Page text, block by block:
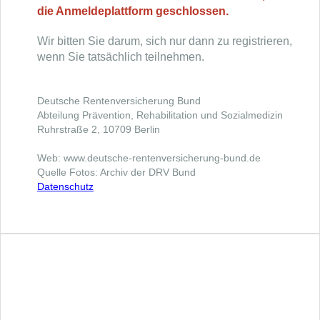
die Anmeldeplattform geschlossen.
Wir bitten Sie darum, sich nur dann zu registrieren,
wenn Sie tatsächlich teilnehmen.
Deutsche Rentenversicherung Bund
Abteilung Prävention, Rehabilitation und Sozialmedizin
Ruhrstraße 2, 10709 Berlin
Web: www.deutsche-rentenversicherung-bund.de
Quelle Fotos: Archiv der DRV Bund
Datenschutz